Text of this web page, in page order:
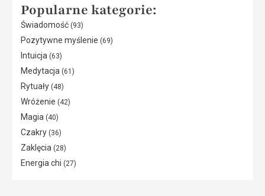
Popularne kategorie:
Świadomość (93)
Pozytywne myślenie (69)
Intuicja (63)
Medytacja (61)
Rytuały (48)
Wróżenie (42)
Magia (40)
Czakry (36)
Zaklęcia (28)
Energia chi (27)